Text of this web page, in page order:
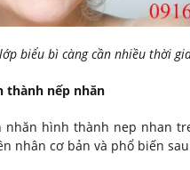
biểu bì càng cần nhiều thời
thành nếp nhăn
nhăn hình thành nep nhan
nhân cơ bản và phổ biến